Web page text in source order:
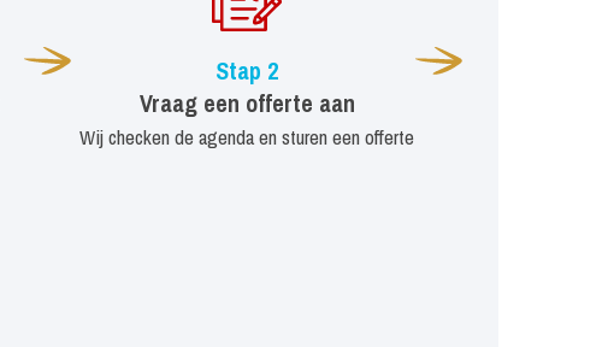
Stap 2
Vraag een offerte aan
Wij checken de agenda en sturen een offerte